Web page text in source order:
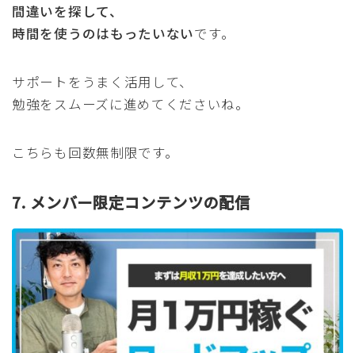
間違いを探して、
時間を使うのはもったいないです。
サポートをうまく活用して、
勉強をスムーズに進めてくださいね。
こちらも回数無制限です。
7. メンバー限定コンテンツの配信